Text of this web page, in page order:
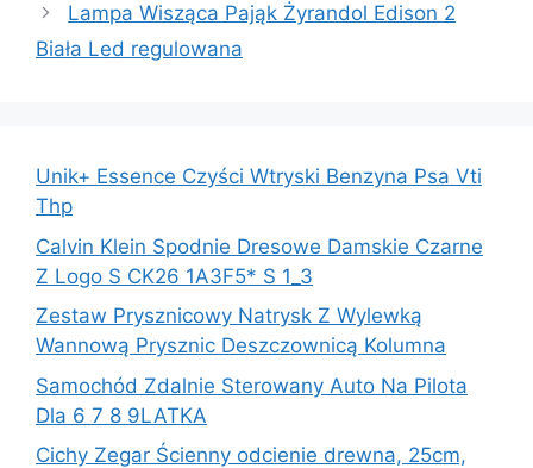
Lampa Wisząca Pająk Żyrandol Edison 2
Biała Led regulowana
Unik+ Essence Czyści Wtryski Benzyna Psa Vti
Thp
Calvin Klein Spodnie Dresowe Damskie Czarne
Z Logo S CK26 1A3F5* S 1_3
Zestaw Prysznicowy Natrysk Z Wylewką
Wannową Prysznic Deszczownicą Kolumna
Samochód Zdalnie Sterowany Auto Na Pilota
Dla 6 7 8 9LATKA
Cichy Zegar Ścienny odcienie drewna, 25cm,